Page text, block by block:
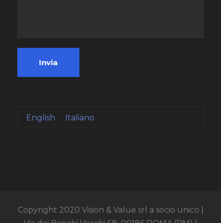
English Italiano
Copyright 2020 Vision & Value srl a socio unico |